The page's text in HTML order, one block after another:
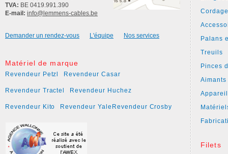
TVA: BE 0419.991.390
E-mail: info@lemmens-cables.be
Demander un rendez-vous L'équipe Nos services
Matériel de marque
Revendeur Petzl Revendeur Casar
Revendeur Tractel Revendeur Huchez
Revendeur Kito Revendeur Yale Revendeur Crosby
Palans
Treuils
Pinces
Filets